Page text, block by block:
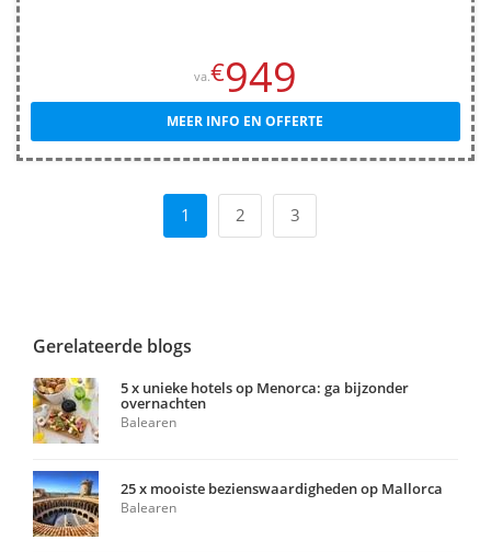
va.€949
MEER INFO EN OFFERTE
1 2 3
Gerelateerde blogs
5 x unieke hotels op Menorca: ga bijzonder
overnachten
Balearen
25 x mooiste bezienswaardigheden op Mallorca
Balearen